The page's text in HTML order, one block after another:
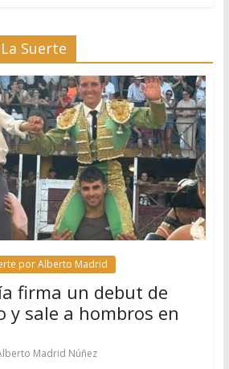
Suerte
por Alberto Madrid
firma un debut de
y sale a hombros en
Madrid Núñez